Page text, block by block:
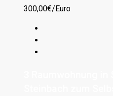
300,00€/Euro